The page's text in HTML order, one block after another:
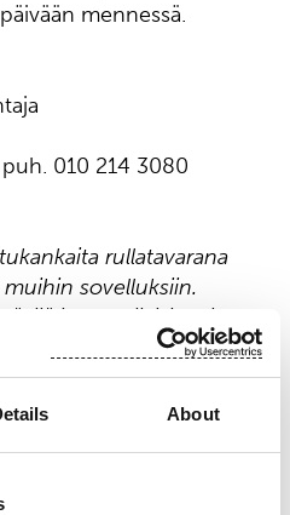
About
mennessä.
010 214 3080
rullatavarana
sovelluksiin.
innovatiivisissa ja
Suomisen
lopputuotteet ovat läsnä
elämässä ympäri
sekä Pohjois- ja Etelä-